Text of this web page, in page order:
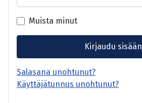
Muista minut
Kirjaudu sisään
Salasana unohtunut?
Käyttäjätunnus unohtunut?